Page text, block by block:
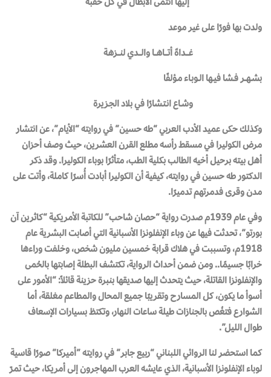
ولدت بها فورًا على غير موعد
غـــــداةَ أتـــــاهــــا والــــدي لنــــزهـة
بشــهـــر فــشا فيــها الــوبـاء مـؤلفًا
وشــاع انـتـشارًا في بلاد الجـزيرة
وكذلك حكى عميد الأدب العربي “طه حسين” في روايته “الأيام”، عن انتشار
مرض الكوليرا في مسقط رأسه مطلع القرن العشرين، حيث وصف أحزان
أهل بيته برحيل أخيه الطالب بكلية الطب، متأثرًا بوباء الكوليرا. وقد ذكر
الدكتور طه حسين في روايته، كيفية أن الكوليرا أبادت أُسرًا كاملة، وأتت على
مدن وقرى فدمرتهم تدميرًا.
وفي عام 1939م صدرت رواية “حصان شاحب” للكاتبة الأمريكية “كاثرين آن
بورتو”، تحدثت فيها عن وباء الإنفلونزا الأسبانية التي أصابت البشرية عام
1918م، وتسببت في هلاك قرابة خمسين مليون شخص، وخلفت وراءها
خرابًا جسيمًا.. ومن ضمن أحداث الرواية، تكتشف البطلة إصابتها بالحُمى
والإنفلونزا القاتلة، حيث يتحدث إليها صديقها بنبرة حزينة قائلاً: “الأمور على
أسوأ ما يكون، كل المسارح وتقريبًا جميع المحال والمطاعم مغلقة، أما
الشوارع فتغُص بالجنازات طيلة ساعات النهار، وتكتظ بسيارات الإسعاف
طوال الليل”.
كما استحضر لنا الروائي اللبناني “ربيع جابر” في روايته “أميركا” صورًا قاسية
لوباء الإنفلونزا الأسبانية، الذي عايشه العرب المهاجرون إلى أمريكا، حيث تمرّ